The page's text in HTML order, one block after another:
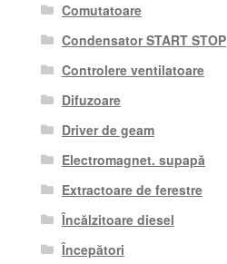
Comutatoare
Condensator START STOP
Controlere ventilatoare
Difuzoare
Driver de geam
Electromagnet. supapă
Extractoare de ferestre
Încălzitoare diesel
Începători